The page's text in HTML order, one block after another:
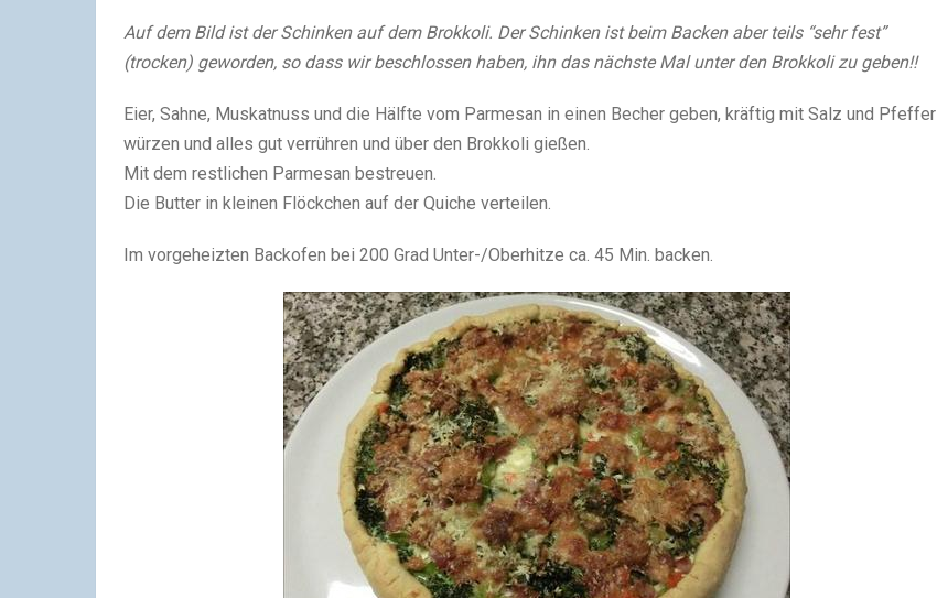
Auf dem Bild ist der Schinken auf dem Brokkoli. Der Schinken ist beim Backen aber teils “sehr fest”
(trocken) geworden, so dass wir beschlossen haben, ihn das nächste Mal unter den Brokkoli zu geben!!
Eier, Sahne, Muskatnuss und die Hälfte vom Parmesan in einen Becher geben, kräftig mit Salz und Pfeffer
würzen und alles gut verrühren und über den Brokkoli gießen.
Mit dem restlichen Parmesan bestreuen.
Die Butter in kleinen Flöckchen auf der Quiche verteilen.
Im vorgeheizten Backofen bei 200 Grad Unter-/Oberhitze ca. 45 Min. backen.